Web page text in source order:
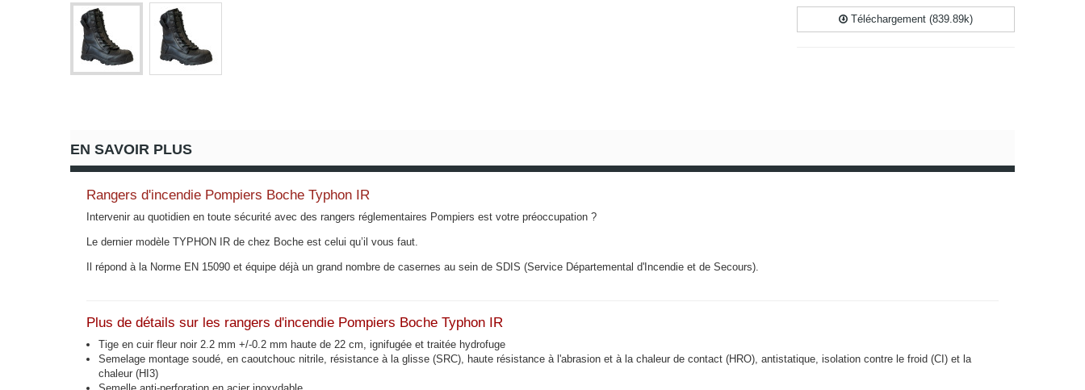
Téléchargement (839.89k)
EN SAVOIR PLUS
Rangers d'incendie Pompiers Boche Typhon IR
Intervenir au quotidien en toute sécurité avec des rangers réglementaires Pompiers est votre préoccupation ?
Le dernier modèle TYPHON IR de chez Boche est celui qu’il vous faut.
Il répond à la Norme EN 15090 et équipe déjà un grand nombre de casernes au sein de SDIS (Service Départemental d'Incendie et de Secours).
Plus de détails sur les rangers d'incendie Pompiers Boche Typhon IR
Tige en cuir fleur noir 2.2 mm +/-0.2 mm haute de 22 cm, ignifugée et traitée hydrofuge
Semelage montage soudé, en caoutchouc nitrile, résistance à la glisse (SRC), haute résistance à l'abrasion et à la chaleur de contact (HRO), antistatique, isolation contre le froid (CI) et la
chaleur (HI3)